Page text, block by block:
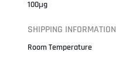
100μg
SHIPPING INFORMATION
Room Temperature